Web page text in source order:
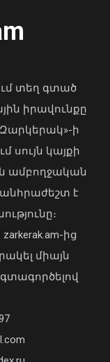
տեղ գտած
իրավունքը
ի
սույն կայքի
ամբողջական
է
ից
միայն